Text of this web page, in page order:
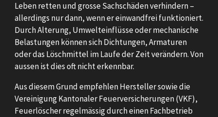
Leben retten und grosse Sachschäden verhindern –
allerdings nur dann, wenn er einwandfrei funktioniert.
Durch Alterung, Umwelteinflüsse oder mechanische
Belastungen können sich Dichtungen, Armaturen
oder das Löschmittel im Laufe der Zeit verändern. Von
aussen ist dies oft nicht erkennbar.
Aus diesem Grund empfehlen Hersteller sowie die
Vereinigung Kantonaler Feuerversicherungen (VKF),
Feuerlöscher regelmässig durch einen Fachbetrieb